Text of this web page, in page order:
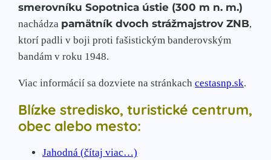
smerovníku Sopotnica ústie (300 m n. m.)
nachádza pamätník dvoch strážmajstrov ZNB,
ktorí padli v boji proti fašistickým banderovským
bandám v roku 1948.
Viac informácií sa dozviete na stránkach cestasnp.sk.
Blízke stredisko, turistické centrum,
obec alebo mesto:
Jahodná (čítaj viac…)